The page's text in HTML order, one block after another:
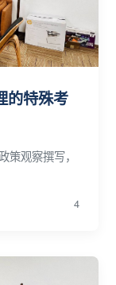
的特殊考
观察撰写，
4